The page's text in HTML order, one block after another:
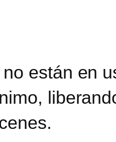
están en